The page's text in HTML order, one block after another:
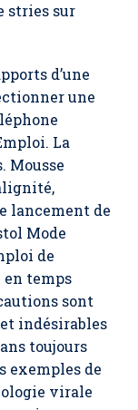
stries sur
d’une
une
La
Mousse
lancement de
Mode
de
temps
sont
indésirables
toujours
exemples de
virale